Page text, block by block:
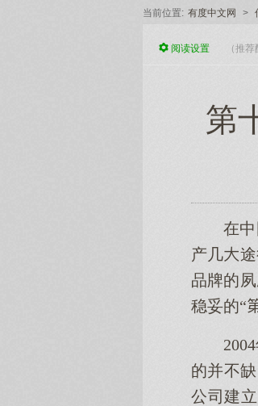
当前位置: 有度中文网 >
阅读设置 （推
第
在
产几
品牌的
稳妥的
的并不
公司建